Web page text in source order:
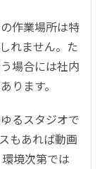
作業場所は特
れません。た
場合には社内
ります。
るスタジオで
もあれば動画
境次第では